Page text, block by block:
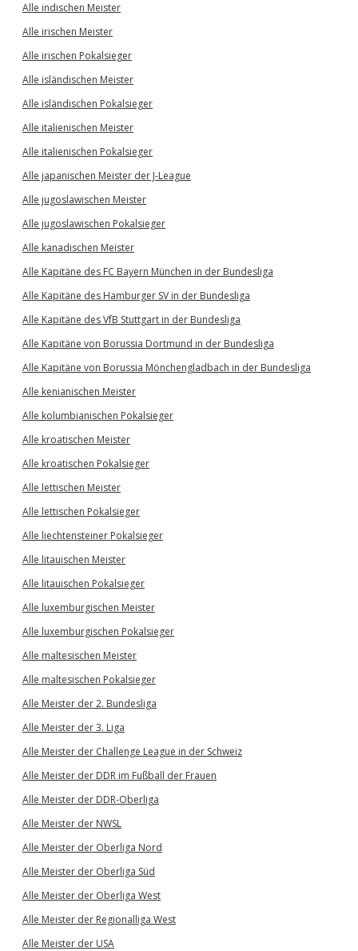
Alle indischen Meister
Alle irischen Meister
Alle irischen Pokalsieger
Alle isländischen Meister
Alle isländischen Pokalsieger
Alle italienischen Meister
Alle italienischen Pokalsieger
Alle japanischen Meister der J-League
Alle jugoslawischen Meister
Alle jugoslawischen Pokalsieger
Alle kanadischen Meister
Alle Kapitäne des FC Bayern München in der Bundesliga
Alle Kapitäne des Hamburger SV in der Bundesliga
Alle Kapitäne des VfB Stuttgart in der Bundesliga
Alle Kapitäne von Borussia Dortmund in der Bundesliga
Alle Kapitäne von Borussia Mönchengladbach in der Bundesliga
Alle kenianischen Meister
Alle kolumbianischen Pokalsieger
Alle kroatischen Meister
Alle kroatischen Pokalsieger
Alle lettischen Meister
Alle lettischen Pokalsieger
Alle liechtensteiner Pokalsieger
Alle litauischen Meister
Alle litauischen Pokalsieger
Alle luxemburgischen Meister
Alle luxemburgischen Pokalsieger
Alle maltesischen Meister
Alle maltesischen Pokalsieger
Alle Meister der 2. Bundesliga
Alle Meister der 3. Liga
Alle Meister der Challenge League in der Schweiz
Alle Meister der DDR im Fußball der Frauen
Alle Meister der DDR-Oberliga
Alle Meister der NWSL
Alle Meister der Oberliga Nord
Alle Meister der Oberliga Süd
Alle Meister der Oberliga West
Alle Meister der Regionalliga West
Alle Meister der USA